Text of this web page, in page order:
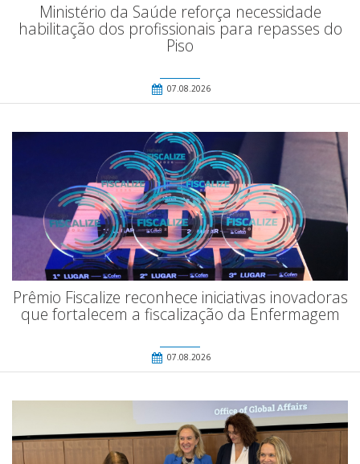
Ministério da Saúde reforça necessidade
habilitação dos profissionais para repasses do
Piso
07.08.2026
Prêmio Fiscalize reconhece iniciativas inovadoras
que fortalecem a fiscalização da Enfermagem
07.08.2026